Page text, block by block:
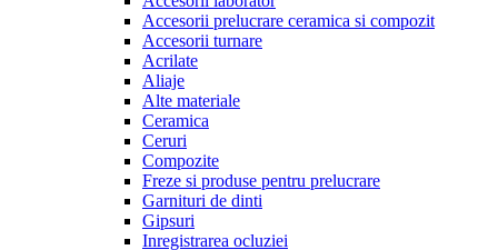
Accesorii prelucrare ceramica si compozit
Accesorii turnare
Acrilate
Aliaje
Alte materiale
Ceramica
Ceruri
Compozite
Freze si produse pentru prelucrare
Garnituri de dinti
Gipsuri
Inregistrarea ocluziei